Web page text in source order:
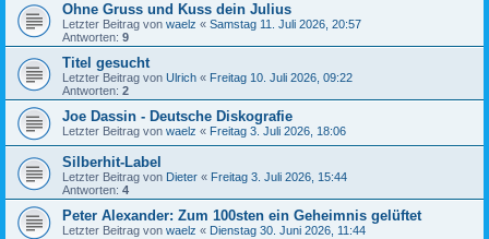
Ohne Gruss und Kuss dein Julius
Letzter Beitrag von waelz « Samstag 11. Juli 2026, 20:57
Antworten: 9
Titel gesucht
Letzter Beitrag von Ulrich « Freitag 10. Juli 2026, 09:22
Antworten: 2
Joe Dassin - Deutsche Diskografie
Letzter Beitrag von waelz « Freitag 3. Juli 2026, 18:06
Silberhit-Label
Letzter Beitrag von Dieter « Freitag 3. Juli 2026, 15:44
Antworten: 4
Peter Alexander: Zum 100sten ein Geheimnis gelüftet
Letzter Beitrag von waelz « Dienstag 30. Juni 2026, 11:44